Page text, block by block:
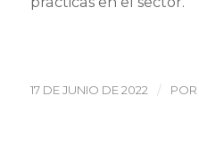
17 DE JUNIO DE 2022 / POR